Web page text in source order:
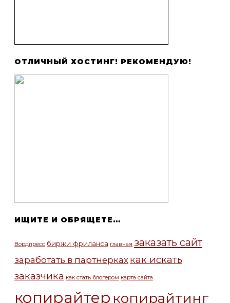
ОТЛИЧНЫЙ ХОСТИНГ! РЕКОМЕНДУЮ!
ИЩИТЕ И ОБРЯЩЕТЕ…
Вордпресс биржи фриланса главная заказать сайт
заработать в партнерках как искать
заказчика как стать блогером карта сайта
копирайтер копирайтинг